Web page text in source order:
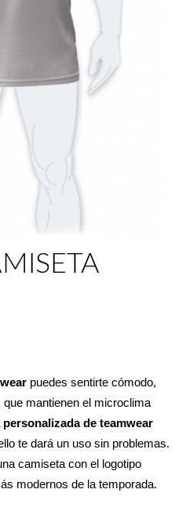
puedes sentirte cómodo,
mantienen el microclima
te dará un uso sin problemas.
camiseta con el logotipo
modernos de la temporada.